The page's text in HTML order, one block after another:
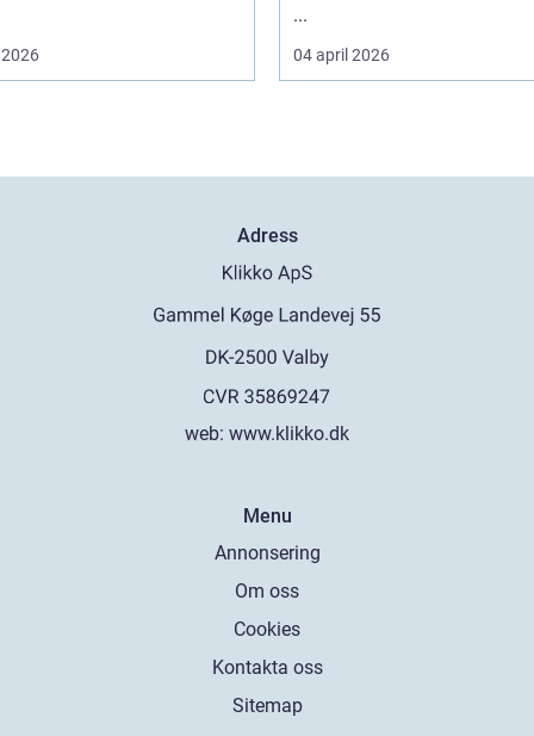
...
04 april 2026
Adress
web: www.klikko.dk
Menu
Annonsering
Om oss
Cookies
Kontakta oss
Sitemap